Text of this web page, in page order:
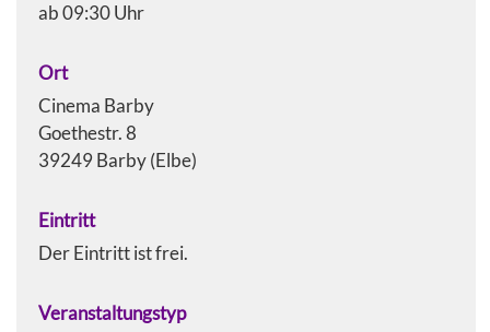
ab 09:30 Uhr
Ort
Cinema Barby
Goethestr. 8
39249 Barby (Elbe)
Eintritt
Der Eintritt ist frei.
Veranstaltungstyp